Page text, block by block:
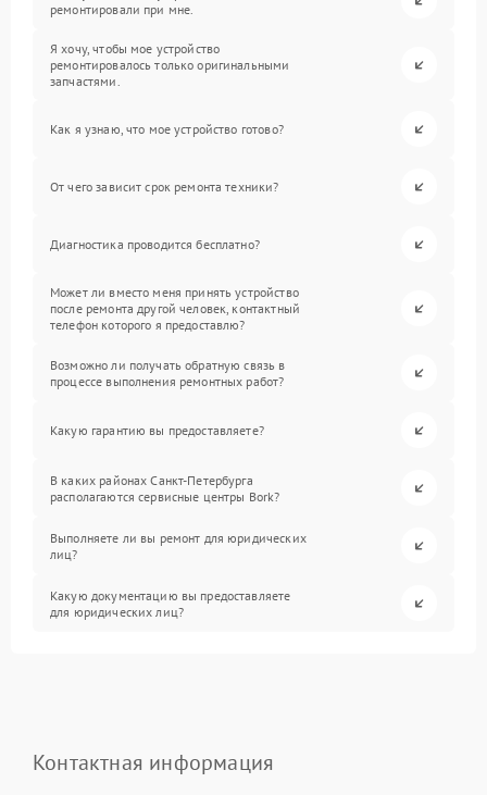
ремонтировали при мне.
Я хочу, чтобы мое устройство
ремонтировалось только оригинальными
запчастями.
Как я узнаю, что мое устройство готово?
От чего зависит срок ремонта техники?
Диагностика проводится бесплатно?
Может ли вместо меня принять устройство
после ремонта другой человек, контактный
телефон которого я предоставлю?
Возможно ли получать обратную связь в
процессе выполнения ремонтных работ?
Какую гарантию вы предоставляете?
В каких районах Санкт-Петербурга
располагаются сервисные центры Bork?
Выполняете ли вы ремонт для юридических
лиц?
Какую документацию вы предоставляете
для юридических лиц?
Контактная информация